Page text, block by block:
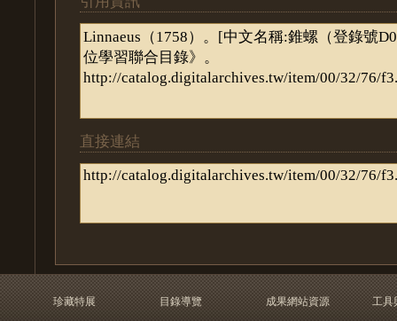
直接連結
珍藏特展
目錄導覽
成果網站資源
工具